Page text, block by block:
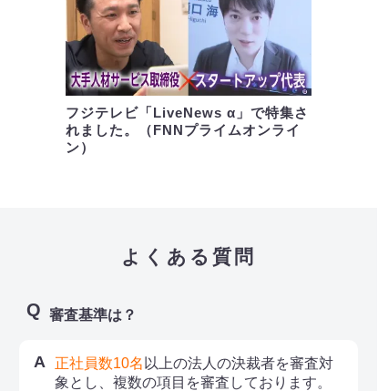
フジテレビ「LiveNews α」で特集さ
れました。（FNNプライムオンライ
ン）
よくある質問
審査基準は？
正社員数10名 以上の法人の決裁者を審査対
象とし、複数の項目を審査しております。